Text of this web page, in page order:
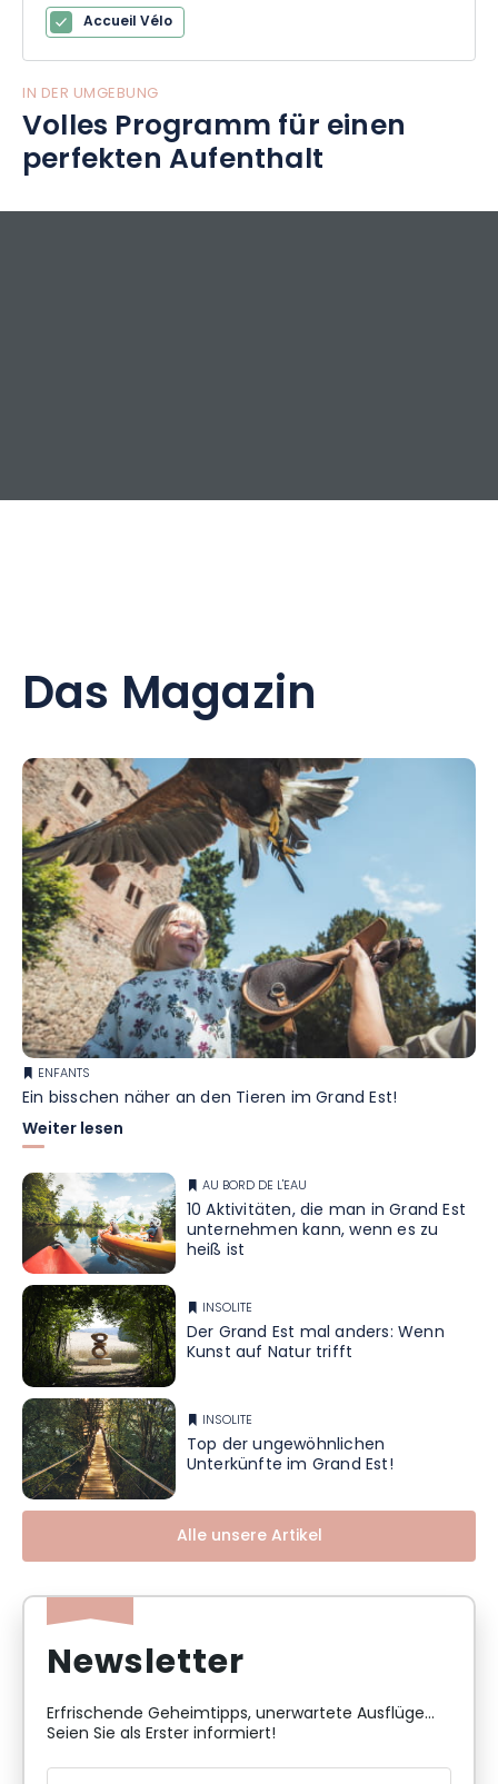
Accueil Vélo
IN DER UMGEBUNG
Volles Programm für einen
perfekten Aufenthalt
Das Magazin
ENFANTS
Ein bisschen näher an den Tieren im Grand Est!
Weiter lesen
AU BORD DE L'EAU
10 Aktivitäten, die man in Grand Est
unternehmen kann, wenn es zu
heiß ist
INSOLITE
Der Grand Est mal anders: Wenn
Kunst auf Natur trifft
INSOLITE
Top der ungewöhnlichen
Unterkünfte im Grand Est!
Alle unsere Artikel
Newsletter
Erfrischende Geheimtipps, unerwartete Ausflüge...
Seien Sie als Erster informiert!